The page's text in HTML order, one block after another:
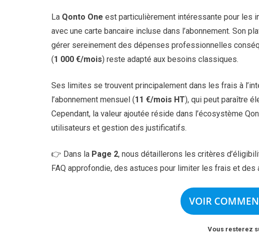
La Qonto One est particulièrement intéressante pour les
avec une carte bancaire incluse dans l’abonnement. Son
gérer sereinement des dépenses professionnelles
(1 000 €/mois) reste adapté aux besoins classiques.
Ses limites se trouvent principalement dans les frais à
l’abonnement mensuel (11 €/mois HT), qui peut paraître
Cependant, la valeur ajoutée réside dans l’écosystème
utilisateurs et gestion des justificatifs.
👉 Dans la Page 2, nous détaillerons les critères
FAQ approfondie, des astuces pour limiter les frais et
VOIR
Vous resterez